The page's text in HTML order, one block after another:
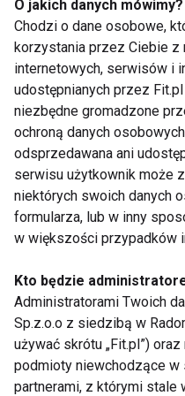
regularność i jakość
Dla kogo?
Joga 11-minutowa to
osobom żyjącym w
pracującym przy
„przerwa aktywna”
osobom
się, że joga jest „za
osobom
napięciem,
Może być też
tradycyjnych praktyk –
O jakich danych mówimy?
Chodzi o dane osobowe,
korzystania przez Ciebie z
internetowych, serwisów i
udostępnianych przez
niezbędne gromadzone
ochroną danych
odsprzedawana ani
serwisu użytkownik może
niektórych swoich danych
formularza, lub w inny
w większości przypadków
Kto będzie
Administratorami Twoich
Sp.z.o.o z siedzibą w
używać skrótu „Fit.pl”)
podmioty niewchodzące w
partnerami, z którymi stale